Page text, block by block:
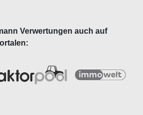
Verwertungen auch auf